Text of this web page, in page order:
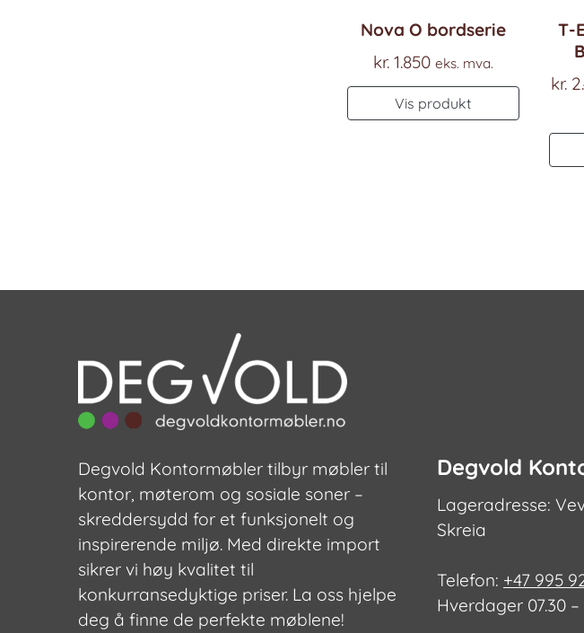
Nova O bordserie
kr.1.850 eks. mva.
Vis produkt
T-
kr.
Degvold Kontormøbler tilbyr møbler til
kontor, møterom og sosiale soner –
skreddersydd for et funksjonelt og
inspirerende miljø. Med direkte import
sikrer vi høy kvalitet til
konkurransedyktige priser. La oss hjelpe
deg å finne de perfekte møblene!
Degvold
Lageradresse:
Skreia
Telefon: +47 995
Hverdager 07.30 –